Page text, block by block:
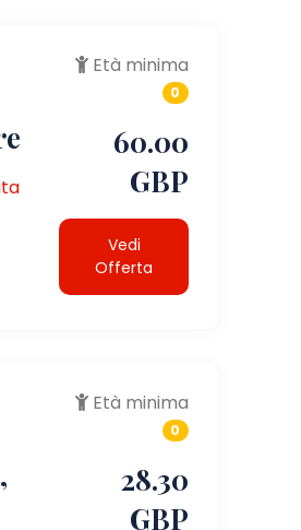
Età minima
0
60.00
GBP
Vedi
Offerta
Età minima
0
28.30
GBP